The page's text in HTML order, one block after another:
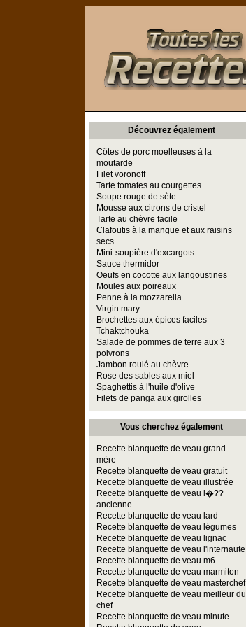
Découvrez également
Côtes de porc moelleuses à la
moutarde
Filet voronoff
Tarte tomates au courgettes
Soupe rouge de sète
Mousse aux citrons de cristel
Tarte au chèvre facile
Clafoutis à la mangue et aux raisins
secs
Mini-soupière d'excargots
Sauce thermidor
Oeufs en cocotte aux langoustines
Moules aux poireaux
Penne à la mozzarella
Virgin mary
Brochettes aux épices faciles
Tchaktchouka
Salade de pommes de terre aux 3
poivrons
Jambon roulé au chèvre
Rose des sables aux miel
Spaghettis à l'huile d'olive
Filets de panga aux girolles
Vous cherchez également
Recette blanquette de veau grand-
mère
Recette blanquette de veau gratuit
Recette blanquette de veau illustrée
Recette blanquette de veau l�??
ancienne
Recette blanquette de veau lard
Recette blanquette de veau légumes
Recette blanquette de veau lignac
Recette blanquette de veau l'internaute
Recette blanquette de veau m6
Recette blanquette de veau marmiton
Recette blanquette de veau masterchef
Recette blanquette de veau meilleur du
chef
Recette blanquette de veau minute